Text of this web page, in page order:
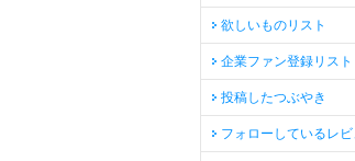
欲しいものリスト
企業ファン登録リスト
投稿したつぶやき
フォローしているレ